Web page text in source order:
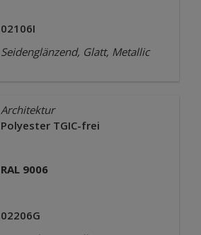
02106I
Seidenglänzend, Glatt, Metallic
Architektur
Polyester TGIC-frei
RAL 9006
02206G